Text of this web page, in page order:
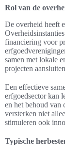
Rol van de
De overheid heeft
financiering voor
samen met lokale
projecten
Een effectieve
erfgoedsector kan
en het behoud van
versterken niet
stimuleren ook
Typische